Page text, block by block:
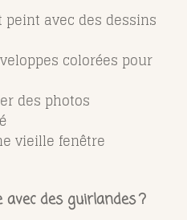
avec des dessins
colorées pour
des photos
vieille fenêtre
des guirlandes ?